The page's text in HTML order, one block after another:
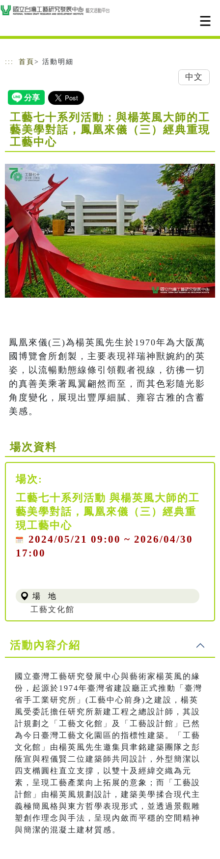
跳到主要內容
網站導覽
::: 首頁 > 活動明細
中文
工藝七十系列活動：與楊英風大師的工
藝美學對話，鳳凰來儀（三）經典重現
工藝中心
鳳凰來儀(三)為楊英風先生於1970年為大阪萬
國博覽會所創製，主要表現祥瑞神獸婉約的英
姿，以流暢動態線條引領觀者視線，彷彿一切
的真善美乘著鳳翼翩然而至，而其色彩隨光影
角度變化，展現出豐厚細膩、雍容古雅的含蓄
美感。
場次資料
場次:
工藝七十系列活動 與楊英風大師的工
藝美學對話，鳳凰來儀（三）經典重
現工藝中心
2024/05/21 09:00 ~ 2026/04/30
17:00
場 地
工藝文化館
活動內容介紹
國立臺灣工藝研究發展中心與藝術家楊英風的緣
份，起源於1974年臺灣省建設廳正式推動「臺灣
省手工業研究所」(工藝中心前身)之建設，楊英
風受委託擔任研究所新建工程之總設計師，其設
計規劃之「工藝文化館」及「工藝設計館」已然
為今日臺灣工藝文化園區的指標性建築。「工藝
文化館」由楊英風先生邀集貝聿銘建築團隊之彭
蔭宣與程儀賢二位建築師共同設計，外型簡潔以
四支橢圓柱直立支撐，以雙十及經緯交織為元
素，呈現工藝產業向上拓展的意象；而「工藝設
計館」由楊英風規劃設計，建築美學揉合現代主
義極簡風格與東方哲學表現形式，並透過景觀雕
塑創作理念與手法，呈現內斂而平穩的空間精神
與簡潔的混凝土建材質感。